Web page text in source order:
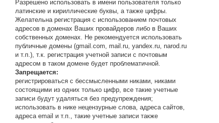
Разрешено использовать в имени пользователя только
латинские и кириллические буквы, а также цифры.
Желательна регистрация с использованием почтовых
адресов в доменах Ваших провайдеров либо в Ваших
собственных доменах. Не рекомендуется использовать
публичные домены (gmail.com, mail.ru, yandex.ru, narod.ru
и т.п.), т.к. регистрация учетной записи с почтовым
адресом в таком домене будет проблематичной.
Запрещается:
регистрироваться с бессмысленными никами, никами
состоящими из одних только цифр, все такие учетные
записи будут удаляться без предупреждения;
использовать в нике нецензурные слова, адреса сайтов,
адреса email и т.п., такие учетные записи также